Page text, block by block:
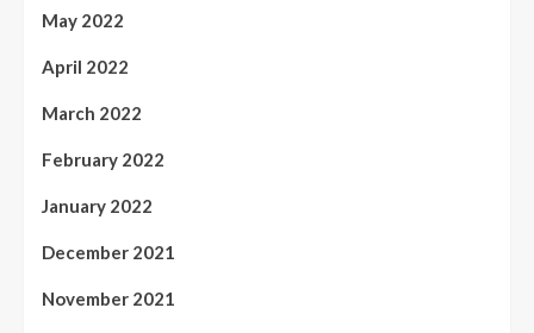
May 2022
April 2022
March 2022
February 2022
January 2022
December 2021
November 2021